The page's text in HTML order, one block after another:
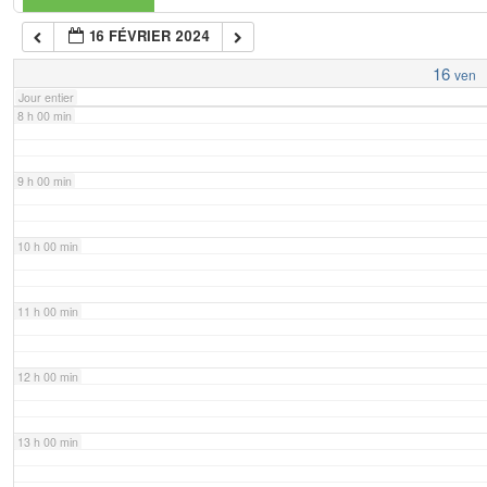
16 FÉVRIER 2024
16 ven
Jour entier
7 h 00 min
8 h 00 min
9 h 00 min
10 h 00 min
11 h 00 min
12 h 00 min
13 h 00 min